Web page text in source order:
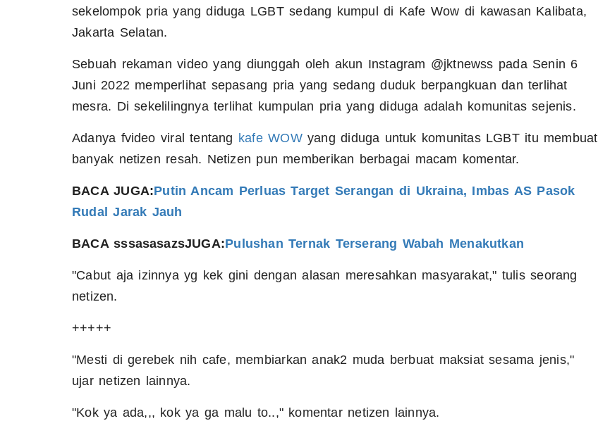
sekelompok pria yang diduga LGBT sedang kumpul di Kafe Wow di kawasan Kalibata,
Jakarta Selatan.
Sebuah rekaman video yang diunggah oleh akun Instagram @jktnewss pada Senin 6
Juni 2022 memperlihat sepasang pria yang sedang duduk berpangkuan dan terlihat
mesra. Di sekelilingnya terlihat kumpulan pria yang diduga adalah komunitas sejenis.
Adanya fvideo viral tentang kafe WOWyang diduga untuk komunitas LGBT itu membuat
banyak netizen resah. Netizen pun memberikan berbagai macam komentar.
BACA JUGA:Putin Ancam Perluas Target Serangan di Ukraina, Imbas AS Pasok
Rudal Jarak Jauh
BACA sssasasazsJUGA:Pulushan Ternak Terserang Wabah Menakutkan
"Cabut aja izinnya yg kek gini dengan alasan meresahkan masyarakat," tulis seorang
netizen.
+++++
"Mesti di gerebek nih cafe, membiarkan anak2 muda berbuat maksiat sesama jenis,"
ujar netizen lainnya.
"Kok ya ada,,, kok ya ga malu to..," komentar netizen lainnya.